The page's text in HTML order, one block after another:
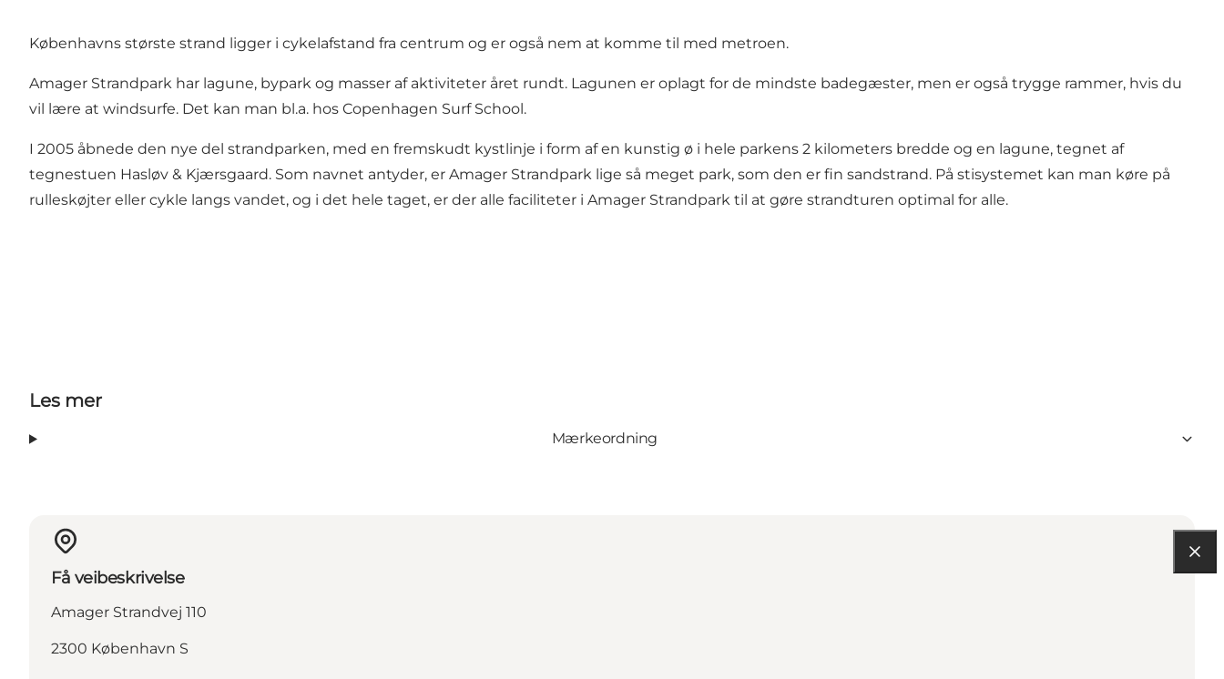
Københavns største strand ligger i cykelafstand fra centrum og er også nem at komme til med metroen.
Amager Strandpark har lagune, bypark og masser af aktiviteter året rundt. Lagunen er oplagt for de mindste badegæster, men er også trygge rammer, hvis du
vil lære at windsurfe. Det kan man bl.a. hos Copenhagen Surf School.
I 2005 åbnede den nye del strandparken, med en fremskudt kystlinje i form af en kunstig ø i hele parkens 2 kilometers bredde og en lagune, tegnet af
tegnestuen Hasløv & Kjærsgaard. Som navnet antyder, er Amager Strandpark lige så meget park, som den er fin sandstrand. På stisystemet kan man køre på
rulleskøjter eller cykle langs vandet, og i det hele taget, er der alle faciliteter i Amager Strandpark til at gøre strandturen optimal for alle.
Les mer
Mærkeordning
Få veibeskrivelse
Amager Strandvej 110
2300 København S